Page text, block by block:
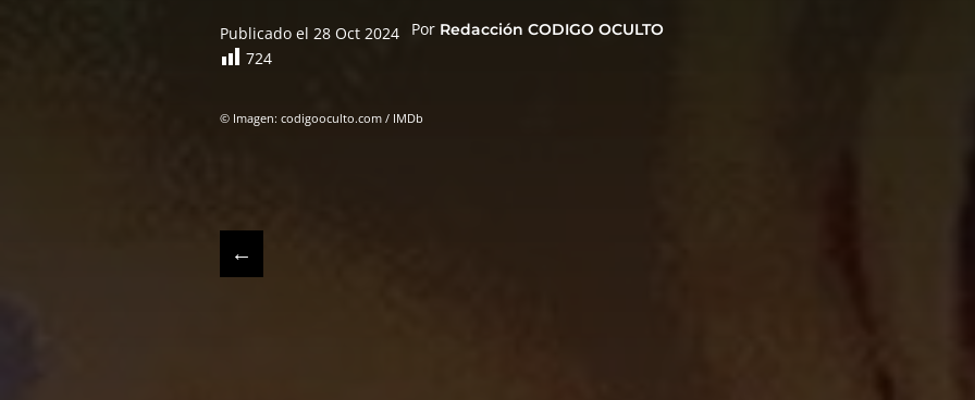
Publicado el 28 Oct 2024 Por Redacción CODIGO OCULTO
724
© Imagen: codigooculto.com / IMDb
←